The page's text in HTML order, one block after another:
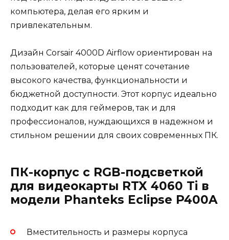
компьютера, делая его ярким и
привлекательным.
Дизайн Corsair 4000D Airflow ориентирован на
пользователей, которые ценят сочетание
высокого качества, функциональности и
бюджетной доступности. Этот корпус идеально
подходит как для геймеров, так и для
профессионалов, нуждающихся в надежном и
стильном решении для своих современных ПК.
ПК-корпус с RGB-подсветкой
для видеокарты RTX 4060 Ti в
модели Phanteks Eclipse P400A
Вместительность и размеры корпуса